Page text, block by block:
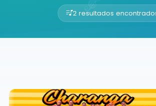
2 resultados
Buscador de músicos